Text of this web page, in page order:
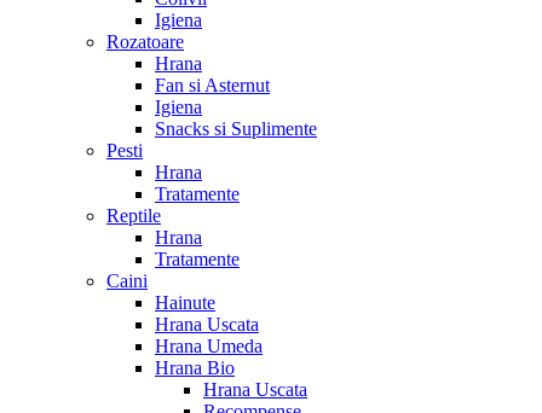
Igiena
Rozatoare
Hrana
Fan si Asternut
Igiena
Snacks si Suplimente
Pesti
Hrana
Tratamente
Reptile
Hrana
Tratamente
Caini
Hainute
Hrana Uscata
Hrana Umeda
Hrana Bio
Hrana Uscata